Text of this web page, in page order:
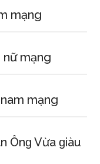
mạng
nữ mạng
mạng
Ônɡ Vừa ɡiàu